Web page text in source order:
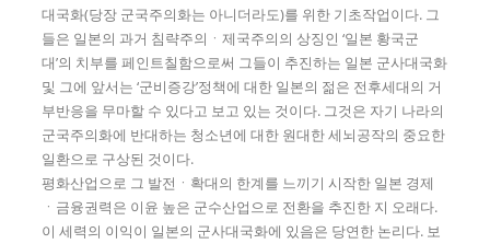
대국화(당장 군국주의화는 아니더라도)를 위한 기초작업이다. 그
들은 일본의 과거 침략주의ㆍ제국주의의 상징인 ‘일본 황국군
대’의 치부를 페인트칠함으로써 그들이 추진하는 일본 군사대국화
및 그에 앞서는 ‘군비증강’정책에 대한 일본의 젊은 전후세대의 거
부반응을 무마할 수 있다고 보고 있는 것이다. 그것은 자기 나라의
군국주의화에 반대하는 청소년에 대한 원대한 세뇌공작의 중요한
일환으로 구상된 것이다.
평화산업으로 그 발전ㆍ확대의 한계를 느끼기 시작한 일본 경제
ㆍ금융권력은 이윤 높은 군수산업으로 전환을 추진한 지 오래다.
이 세력의 이익이 일본의 군사대국화에 있음은 당연한 논리다. 보